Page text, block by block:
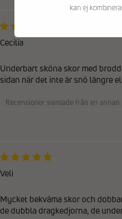
Cecilia
Underbart sköna skor med
sidan när det inte är snö längre
Recensioner samlade från en
Veli
Mycket bekväma skor och
de dubbla dragkedjorna, de
kan ej